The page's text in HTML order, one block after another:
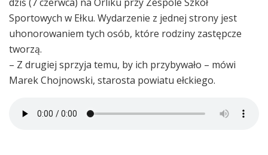
Sportowych w Ełku. Wydarzenie z jednej strony jest
uhonorowaniem tych osób, które rodziny zastępcze
tworzą.
– Z drugiej sprzyja temu, by ich przybywało – mówi
Marek Chojnowski, starosta powiatu ełckiego.